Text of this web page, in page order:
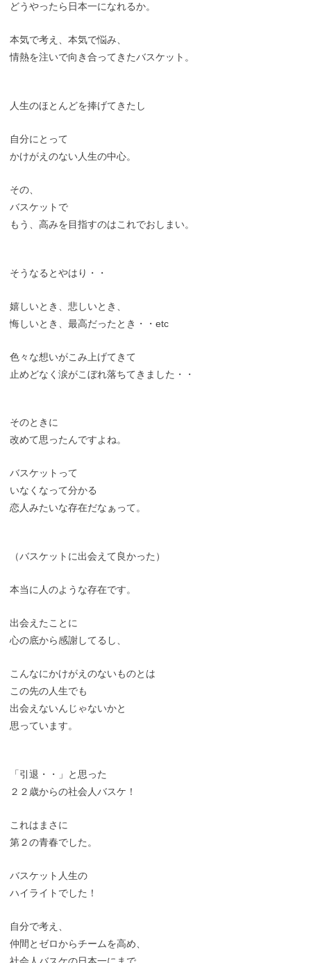
どうやったら日本一になれるか。
本気で考え、本気で悩み、
情熱を注いで向き合ってきたバスケット。
人生のほとんどを捧げてきたし
自分にとって
かけがえのない人生の中心。
その、
バスケットで
もう、高みを目指すのはこれでおしまい。
そうなるとやはり・・
嬉しいとき、悲しいとき、
悔しいとき、最高だったとき・・etc
色々な想いがこみ上げてきて
止めどなく涙がこぼれ落ちてきました・・
そのときに
改めて思ったんですよね。
バスケットって
いなくなって分かる
恋人みたいな存在だなぁって。
（バスケットに出会えて良かった）
本当に人のような存在です。
出会えたことに
心の底から感謝してるし、
こんなにかけがえのないものとは
この先の人生でも
出会えないんじゃないかと
思っています。
「引退・・」と思った
２２歳からの社会人バスケ！
これはまさに
第２の青春でした。
バスケット人生の
ハイライトでした！
自分で考え、
仲間とゼロからチームを高め、